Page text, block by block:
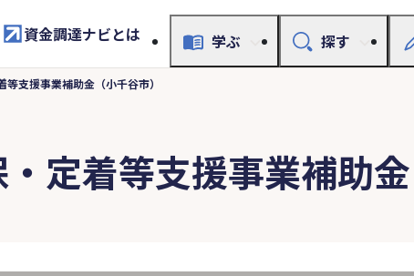
資金調達ナビとは 学ぶ 探す
支援事業補助金（小千谷市）
定着等支援事業補助